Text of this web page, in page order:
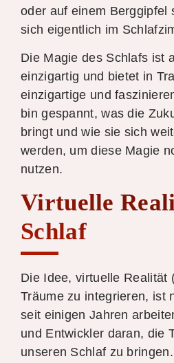
oder auf einem Berggipfel
sich eigentlich im
Die Magie des Schlafs ist
einzigartig und bietet in
einzigartige und
bin gespannt, was die
bringt und wie sie sich
werden, um diese Magie
nutzen.
Virtuelle
Schlaf
Die Idee, virtuelle Realität
Träume zu integrieren, ist
seit einigen Jahren
und Entwickler daran, die
unseren Schlaf zu